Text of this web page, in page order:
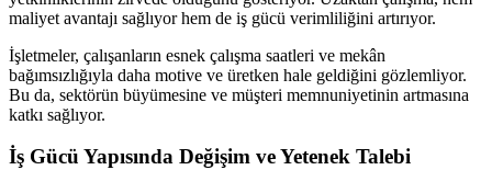
maliyet avantajı sağlıyor hem de iş gücü verimliliğini artırıyor.
İşletmeler, çalışanların esnek çalışma saatleri ve mekân
bağımsızlığıyla daha motive ve üretken hale geldiğini gözlemliyor.
Bu da, sektörün büyümesine ve müşteri memnuniyetinin artmasına
katkı sağlıyor.
İş Gücü Yapısında Değişim ve Yetenek Talebi